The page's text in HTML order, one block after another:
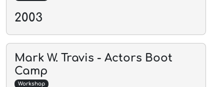
2003
Mark W. Travis - Actors Boot
Camp
Workshop